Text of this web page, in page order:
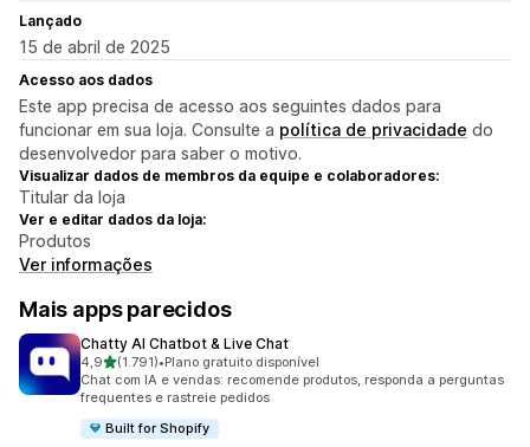
Lançado
15 de abril de 2025
Acesso aos dados
Este app precisa de acesso aos seguintes dados para
funcionar em sua loja. Consulte a política de privacidade do
desenvolvedor para saber o motivo.
Visualizar dados de membros da equipe e colaboradores:
Titular da loja
Ver e editar dados da loja:
Produtos
Ver informações
Mais apps parecidos
Chatty AI Chatbot & Live Chat
4,9de 5 estrelas
(1.791)
1791 avaliações ao todo
•Plano gratuito disponível
Chat com IA e vendas: recomende produtos, responda a perguntas
frequentes e rastreie pedidos
Built for Shopify